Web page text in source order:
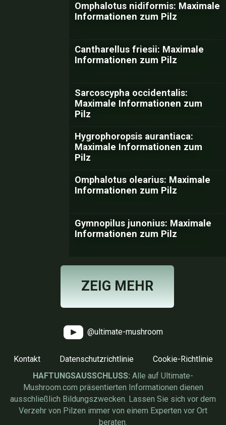
Omphalotus nidiformis: Maximale
Informationen zum Pilz
Cantharellus friesii: Maximale
Informationen zum Pilz
Sarcoscypha occidentalis:
Maximale Informationen zum
Pilz
Hygrophoropsis aurantiaca:
Maximale Informationen zum
Pilz
Omphalotus olearius: Maximale
Informationen zum Pilz
Gymnopilus junonius: Maximale
Informationen zum Pilz
ZEIG MEHR
@ultimate-mushroom
Kontakt Datenschutzrichtlinie
Cookie-Richtlinie
HAFTUNGSAUSSCHLUSS: Alle auf Ultimate-
Mushroom.com präsentierten Informationen dienen
ausschließlich Bildungszwecken. Lassen Sie sich vor dem
Verzehr von Pilzen immer von einem Experten vor Ort
beraten.